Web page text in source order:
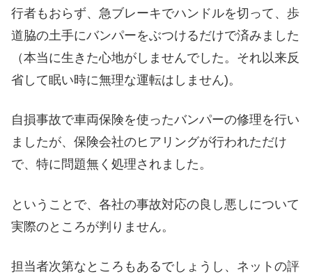
行者もおらず、急ブレーキでハンドルを切って、歩
道脇の土手にバンパーをぶつけるだけで済みました
（本当に生きた心地がしませんでした。それ以来反
省して眠い時に無理な運転はしません)。
自損事故で車両保険を使ったバンパーの修理を行い
ましたが、保険会社のヒアリングが行われただけ
で、特に問題無く処理されました。
ということで、各社の事故対応の良し悪しについて
実際のところが判りません。
担当者次第なところもあるでしょうし、ネットの評